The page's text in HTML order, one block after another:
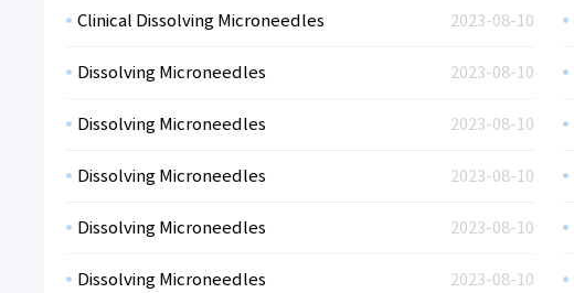
2023-08-10
Clinical Dissolving Microneedles
2023-08-10
Dissolving Microneedles
2023-08-10
Dissolving Microneedles
2023-08-10
Dissolving Microneedles
2023-08-10
Dissolving Microneedles
2023-08-10
Dissolving Microneedles